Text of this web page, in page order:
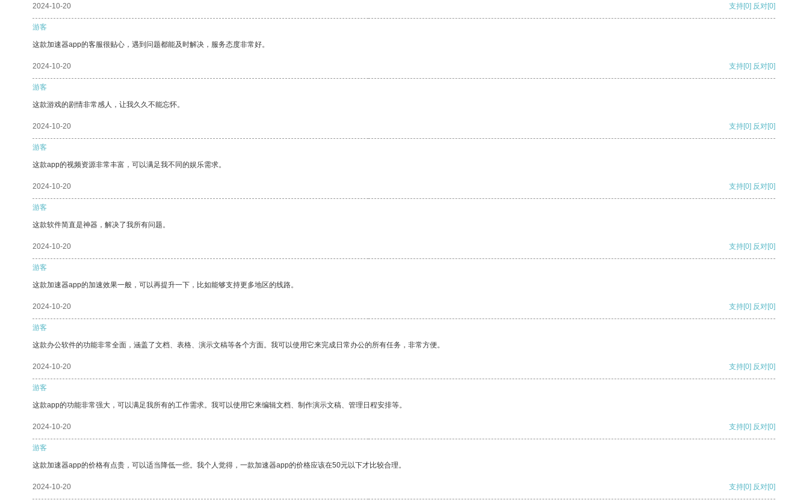
2024-10-20 支持[0] 反对[0]
游客
这款加速器app的客服很贴心，遇到问题都能及时解决，服务态度非常好。
2024-10-20 支持[0] 反对[0]
游客
这款游戏的剧情非常感人，让我久久不能忘怀。
2024-10-20 支持[0] 反对[0]
游客
这款app的视频资源非常丰富，可以满足我不同的娱乐需求。
2024-10-20 支持[0] 反对[0]
游客
这款软件简直是神器，解决了我所有问题。
2024-10-20 支持[0] 反对[0]
游客
这款加速器app的加速效果一般，可以再提升一下，比如能够支持更多地区的线路。
2024-10-20 支持[0] 反对[0]
游客
这款办公软件的功能非常全面，涵盖了文档、表格、演示文稿等各个方面。我可以使用它来完成日常办公的所有任务，非常方便。
2024-10-20 支持[0] 反对[0]
游客
这款app的功能非常强大，可以满足我所有的工作需求。我可以使用它来编辑文档、制作演示文稿、管理日程安排等。
2024-10-20 支持[0] 反对[0]
游客
这款加速器app的价格有点贵，可以适当降低一些。我个人觉得，一款加速器app的价格应该在50元以下才比较合理。
2024-10-20 支持[0] 反对[0]